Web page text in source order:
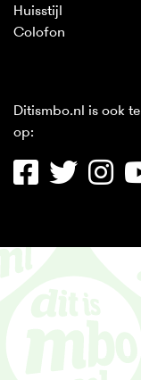
Huisstijl
Colofon
Ditismbo.nl is ook
op: